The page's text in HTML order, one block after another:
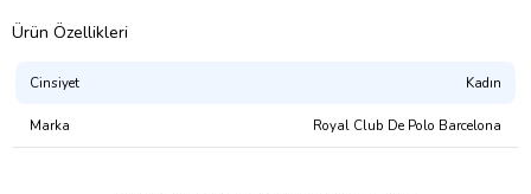
Ürün Özellikleri
Cinsiyet Kadın
Marka Royal Club De Polo Barcelona